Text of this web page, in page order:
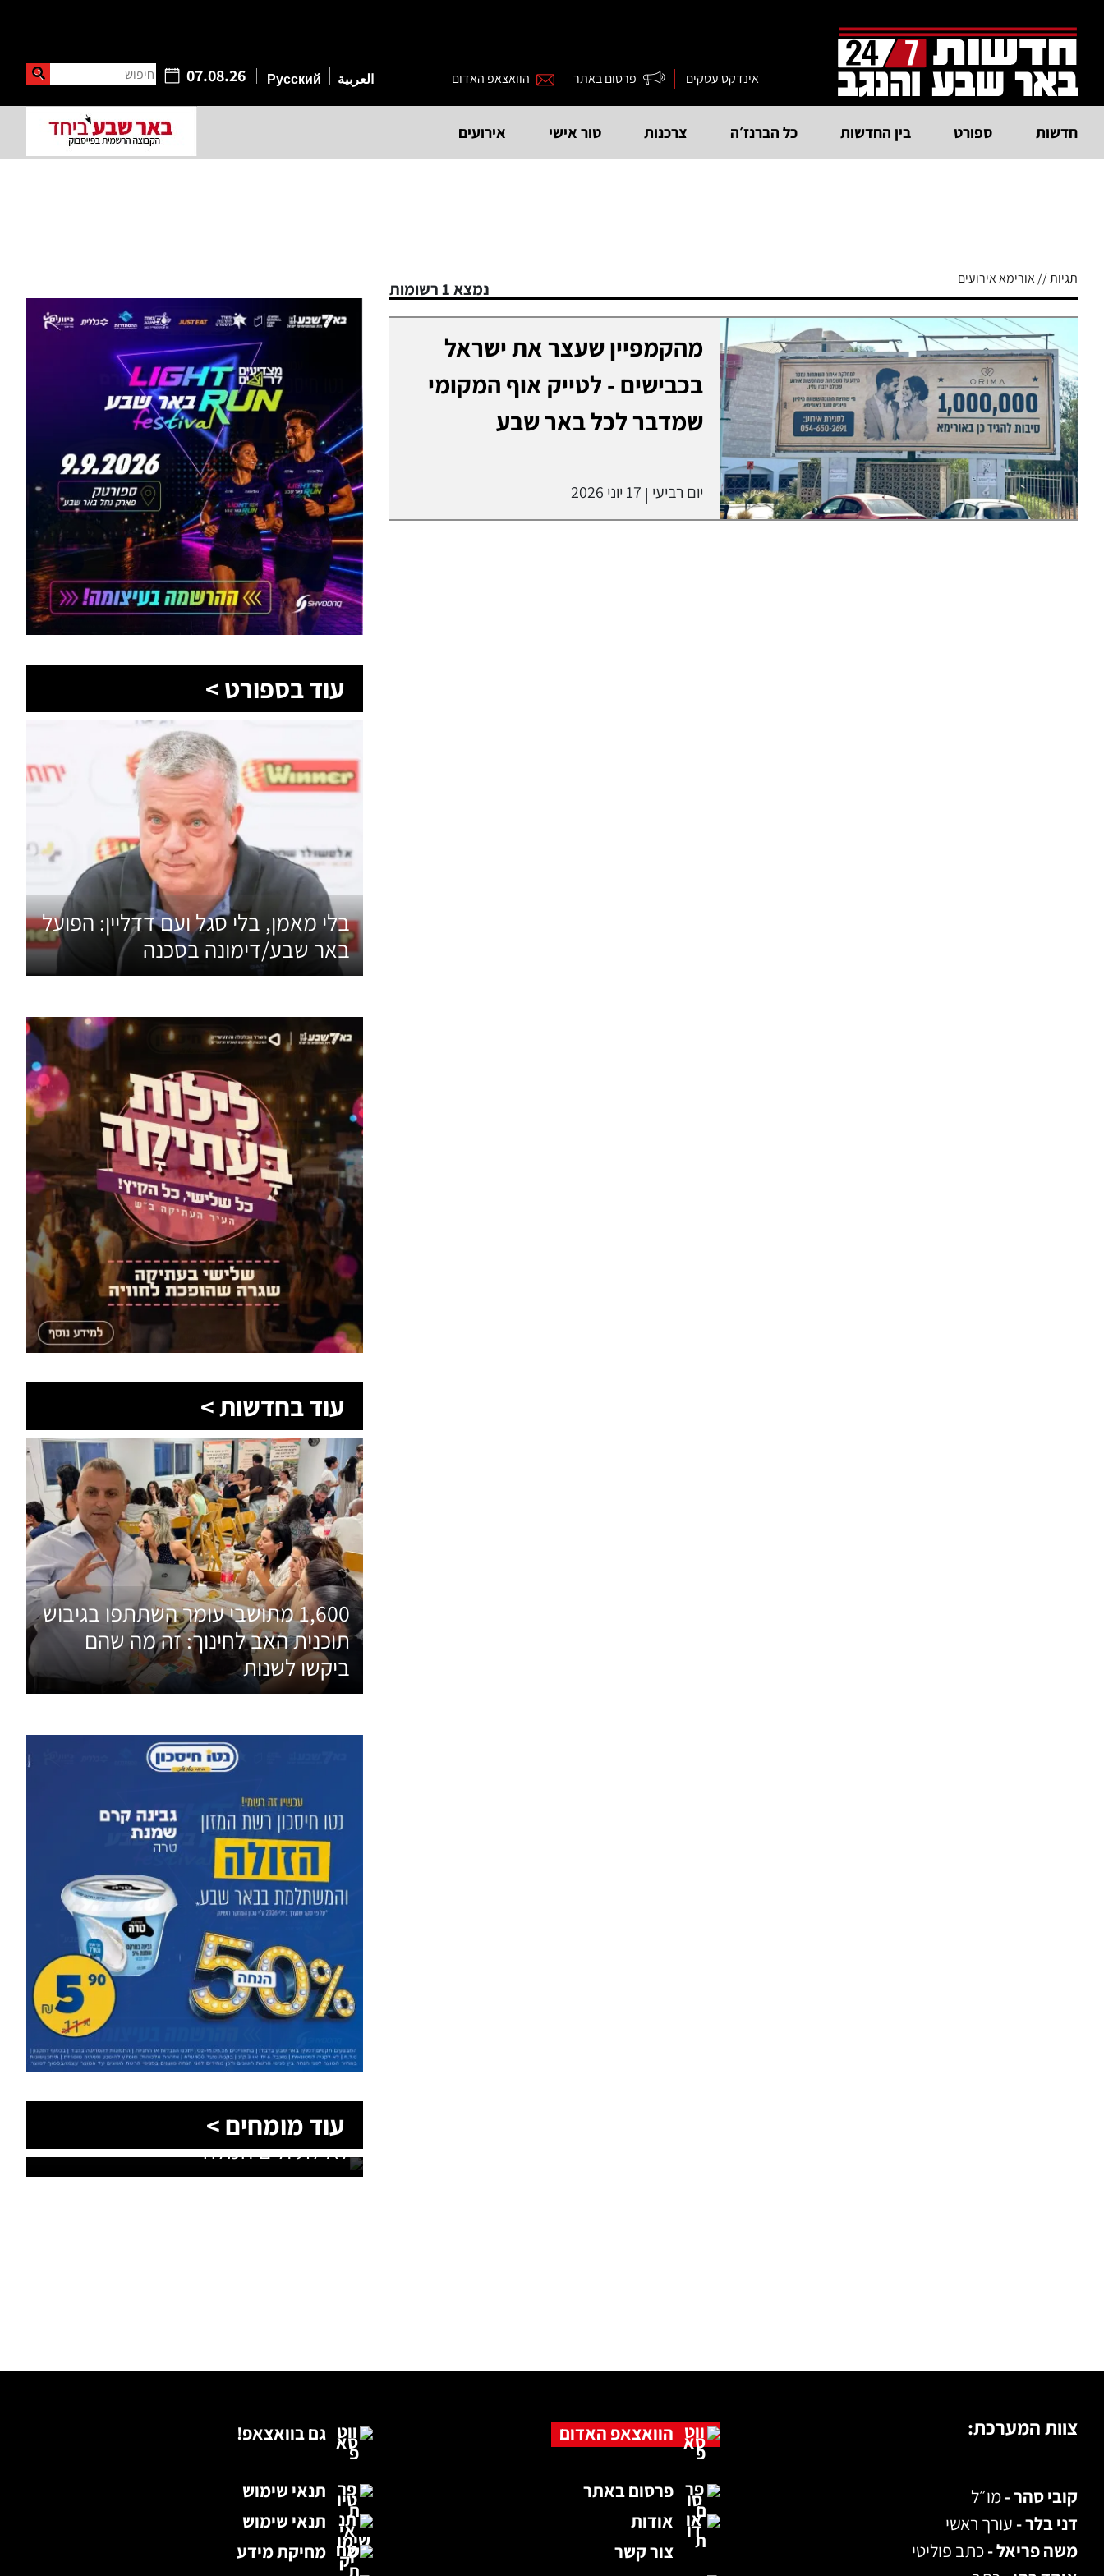
אינדקס עסקים פרסום באתר הוואצאפ האדום 07.08.26 חיפוש العربية Русский
חדשות ספורט בין החדשות כל הברנז׳ה צרכנות טור אישי אירועים
תגיות // אורימא אירועים
נמצא 1 רשומות
מהקמפיין שעצר את ישראל
בכבישים - לטייק אוף המקומי
שמדבר לכל באר שבע
יום רביעי | 17 יוני 2026
עוד בספורט >
בלי מאמן, בלי סגל ועם דדליין: הפועל
באר שבע/דימונה בסכנה
עוד בחדשות >
1,600 מתושבי עומר השתתפו בגיבוש
תוכנית האב לחינוך: זה מה שהם
ביקשו לשנות
עוד מומחים >
הסעות בדרום 2026: כך מתכננים
נסיעה קבוצתית מושלמת לנגב,
לאילת ולים המלח
גם בוואצאפ!
תנאי שימוש
תנאי שימוש
מחיקת מידע
הוואצאפ האדום
פרסום באתר
אודות
צור קשר
צוות המערכת:
קובי סהר -מו״ל
דני בלר - עורך ראשי
משה פריאל -כתב פוליטי